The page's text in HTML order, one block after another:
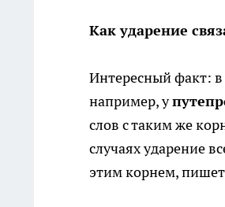
Как ударение
Интересный факт: в
например, у
слов с таким же
случаях ударение
этим корнем, пишет